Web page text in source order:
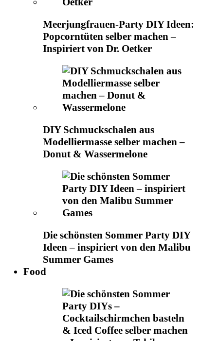
Meerjungfrauen-Party DIY Ideen:
Popcorntüten selber machen –
Inspiriert von Dr. Oetker
DIY Schmuckschalen aus
Modelliermasse selber machen –
Donut & Wassermelone
Die schönsten Sommer Party DIY
Ideen – inspiriert von den Malibu
Summer Games
Food